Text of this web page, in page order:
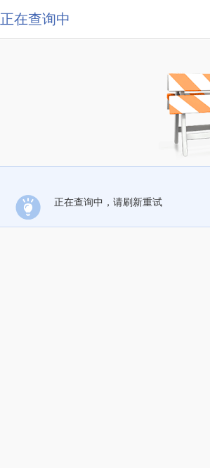
正在查询中
正在查询中，请刷新重试